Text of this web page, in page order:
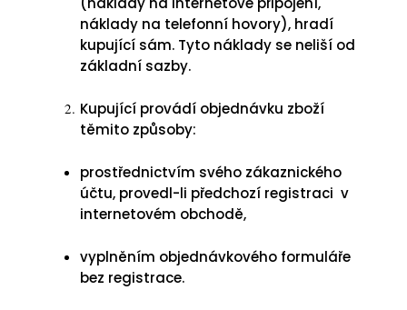
náklady na telefonní hovory), hradí
kupující sám. Tyto náklady se neliší od
základní sazby.
Kupující provádí objednávku zboží
těmito způsoby:
prostřednictvím svého zákaznického
účtu, provedl-li předchozí registraci v
internetovém obchodě,
vyplněním objednávkového formuláře
bez registrace.